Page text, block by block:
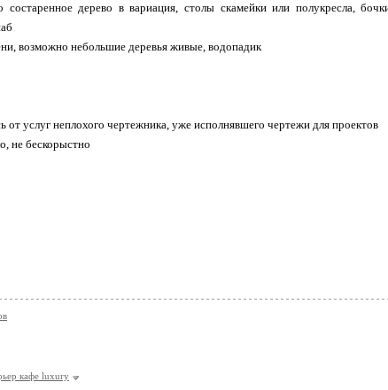
дерево в вариация, столы скамейки или полукресла,
возможно небольшие деревья живые, водопадик
от услуг неплохого чертежника, уже исполнявшего чертежи для проектов
не бескорыстно
кафе luxury